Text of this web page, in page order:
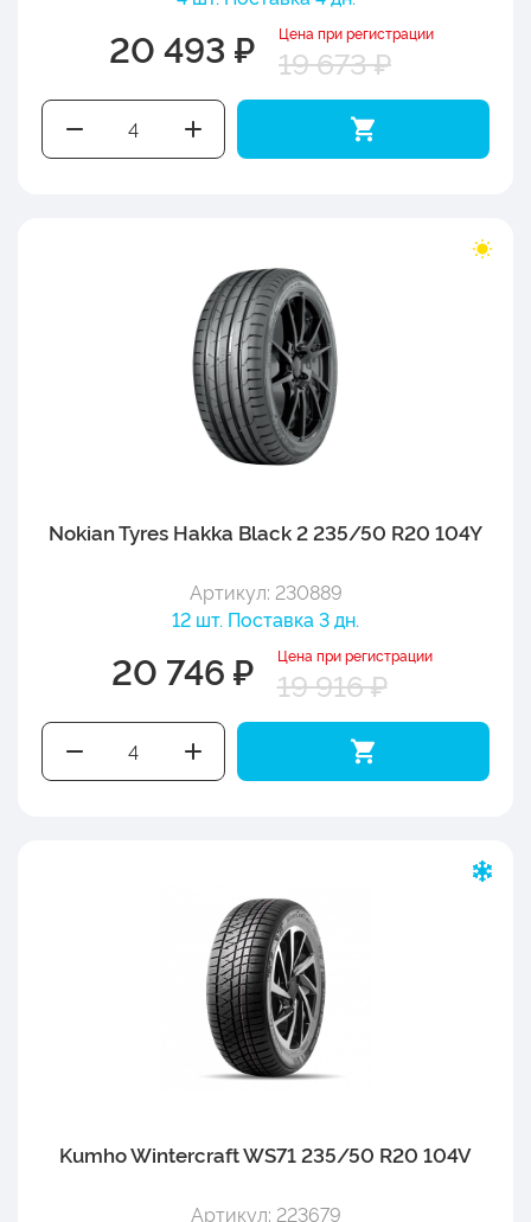
20 493 ₽ Цена при регистрации
19 673 ₽
Nokian Tyres Hakka Black 2 235/50 R20 104Y
Артикул: 230889
12 шт. Поставка 3 дн.
20 746 ₽ Цена при регистрации
19 916 ₽
Kumho Wintercraft WS71 235/50 R20 104V
Артикул: 223679